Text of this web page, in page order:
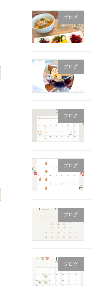
ブログ
ブログ
ブログ
ブログ
ブログ
ブログ